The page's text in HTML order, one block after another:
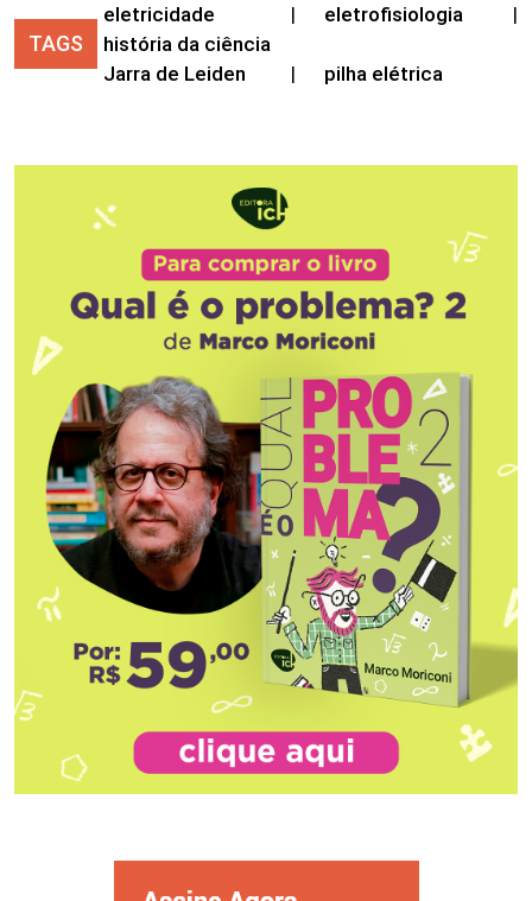
TAGS
eletricidade | eletrofisiologia
|
história da ciência
Jarra de Leiden
| pilha elétrica